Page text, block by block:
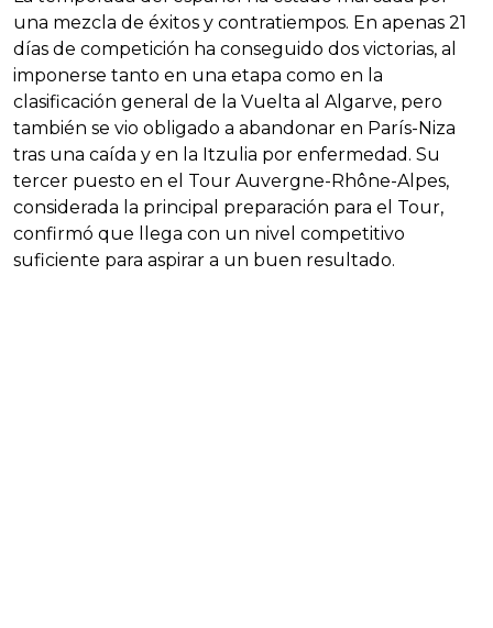
una mezcla de éxitos y contratiempos. En apenas 21
días de competición ha conseguido dos victorias, al
imponerse tanto en una etapa como en la
clasificación general de la Vuelta al Algarve, pero
también se vio obligado a abandonar en París-Niza
tras una caída y en la Itzulia por enfermedad. Su
tercer puesto en el Tour Auvergne-Rhône-Alpes,
considerada la principal preparación para el Tour,
confirmó que llega con un nivel competitivo
suficiente para aspirar a un buen resultado.